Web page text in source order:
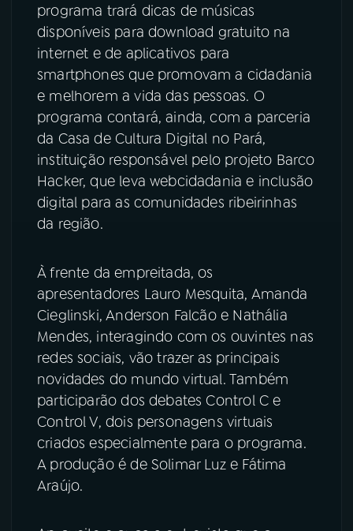
programa trará dicas de músicas
disponíveis para download gratuito na
internet e de aplicativos para
smartphones que promovam a cidadania
e melhorem a vida das pessoas. O
programa contará, ainda, com a parceria
da Casa de Cultura Digital no Pará,
instituição responsável pelo projeto Barco
Hacker, que leva webcidadania e inclusão
digital para as comunidades ribeirinhas
da região.
À frente da empreitada, os
apresentadores Lauro Mesquita, Amanda
Cieglinski, Anderson Falcão e Nathália
Mendes, interagindo com os ouvintes nas
redes sociais, vão trazer as principais
novidades do mundo virtual. Também
participarão dos debates Control C e
Control V, dois personagens virtuais
criados especialmente para o programa.
A produção é de Solimar Luz e Fátima
Araújo.